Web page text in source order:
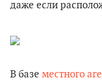
даже если
В базе местного